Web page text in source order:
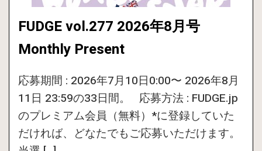
FUDGE vol.277 2026年8月号
Monthly Present
応募期間 : 2026年7月10日0:00〜 2026年8月
11日 23:59の33日間。 応募方法 : FUDGE.jp
のプレミアム会員（無料）*に登録していた
だければ、どなたでもご応募いただけます。